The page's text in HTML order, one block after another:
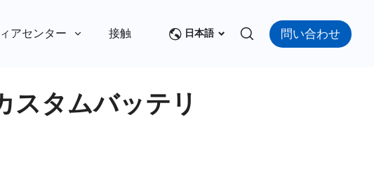
アセンター 接触 日本語 問い合わせ
スタムバッテリ